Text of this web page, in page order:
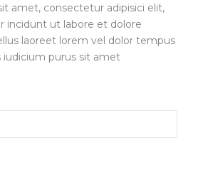
amet, consectetur adipisici elit,
incidunt ut labore et dolore
laoreet lorem vel dolor tempus
iudicium purus sit amet